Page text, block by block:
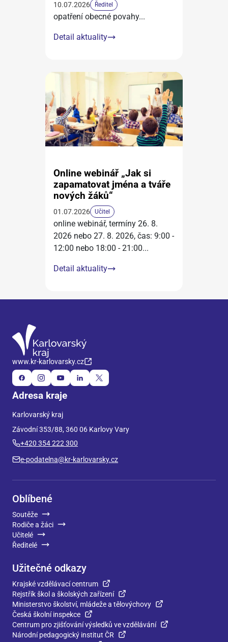
10.07.2026 Ředitel
opatření obecné povahy...
Detail aktuality
Online webinář „Jak si
zapamatovat jména a tváře
nových žáků“
01.07.2026 Učitel
online webinář, termíny 26. 8.
2026 nebo 27. 8. 2026, čas: 9:00 -
12:00 nebo 18:00 - 21:00...
Detail aktuality
www.kr-karlovarsky.cz
Adresa kraje
Karlovarský kraj
Závodní 353/88, 360 06 Karlovy Vary
+420 354 222 300
e-podatelna@kr-karlovarsky.cz
Oblíbené
Soutěže
Rodiče a žáci
Učitelé
Ředitelé
Užitečné odkazy
Krajské vzdělávací centrum
Rejstřík škol a školských zařízení
Ministerstvo školství, mládeže a tělovýchovy
Česká školní inspekce
Centrum pro zjišťování výsledků ve vzdělávání
Národní pedagogický institut ČR